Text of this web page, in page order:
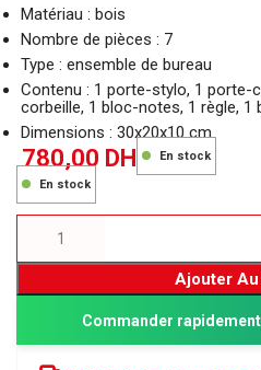
Matériau : bois
Nombre de pièces : 7
Type : ensemble de bureau
Contenu : 1 porte-stylo, 1 porte-
corbeille, 1 bloc-notes, 1 règle, 1
Dimensions : 30x20x10 cm
780,00 DH
En stock
En stock
Ajouter
Commander